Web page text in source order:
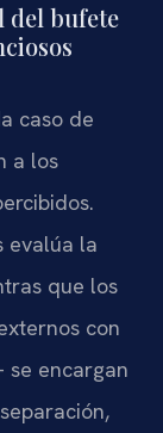
del bufete
caso de
a los
evalúa la
que los
con
encargan